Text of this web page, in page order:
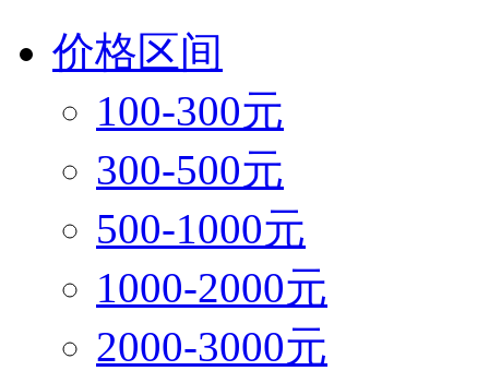
价格区间
100-300元
300-500元
500-1000元
1000-2000元
2000-3000元